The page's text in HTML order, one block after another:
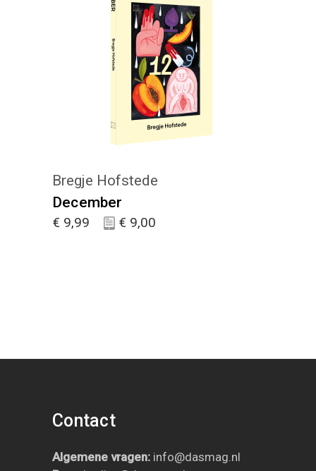
KIES :)
Bregje Hofstede
December
€ 9,99 € 9,00
Contact
Algemene vragen: info@dasmag.nl